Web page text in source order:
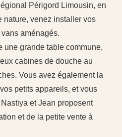
Périgord Limousin, en
nature, venez installer vos
aménagés.
une grande table commune,
cabines de douche au
Vous avez également la
petits appareils, et vous
et Jean proposent
et de la petite vente à